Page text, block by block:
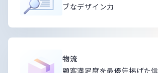
ブなデザイン力
物流
顧客満足度を最優先掲げた